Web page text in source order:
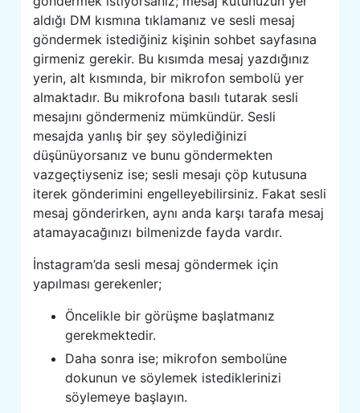
aldığı DM kısmına tıklamanız ve sesli mesaj
göndermek istediğiniz kişinin sohbet sayfasına
girmeniz gerekir. Bu kısımda mesaj yazdığınız
yerin, alt kısmında, bir mikrofon sembolü yer
almaktadır. Bu mikrofona basılı tutarak sesli
mesajını göndermeniz mümkündür. Sesli
mesajda yanlış bir şey söylediğinizi
düşünüyorsanız ve bunu göndermekten
vazgeçtiyseniz ise; sesli mesajı çöp kutusuna
iterek gönderimini engelleyebilirsiniz. Fakat sesli
mesaj gönderirken, aynı anda karşı tarafa mesaj
atamayacağınızı bilmenizde fayda vardır.
İnstagram’da sesli mesaj göndermek için
yapılması gerekenler;
Öncelikle bir görüşme başlatmanız
gerekmektedir.
Daha sonra ise; mikrofon sembolüne
dokunun ve söylemek istediklerinizi
söylemeye başlayın.